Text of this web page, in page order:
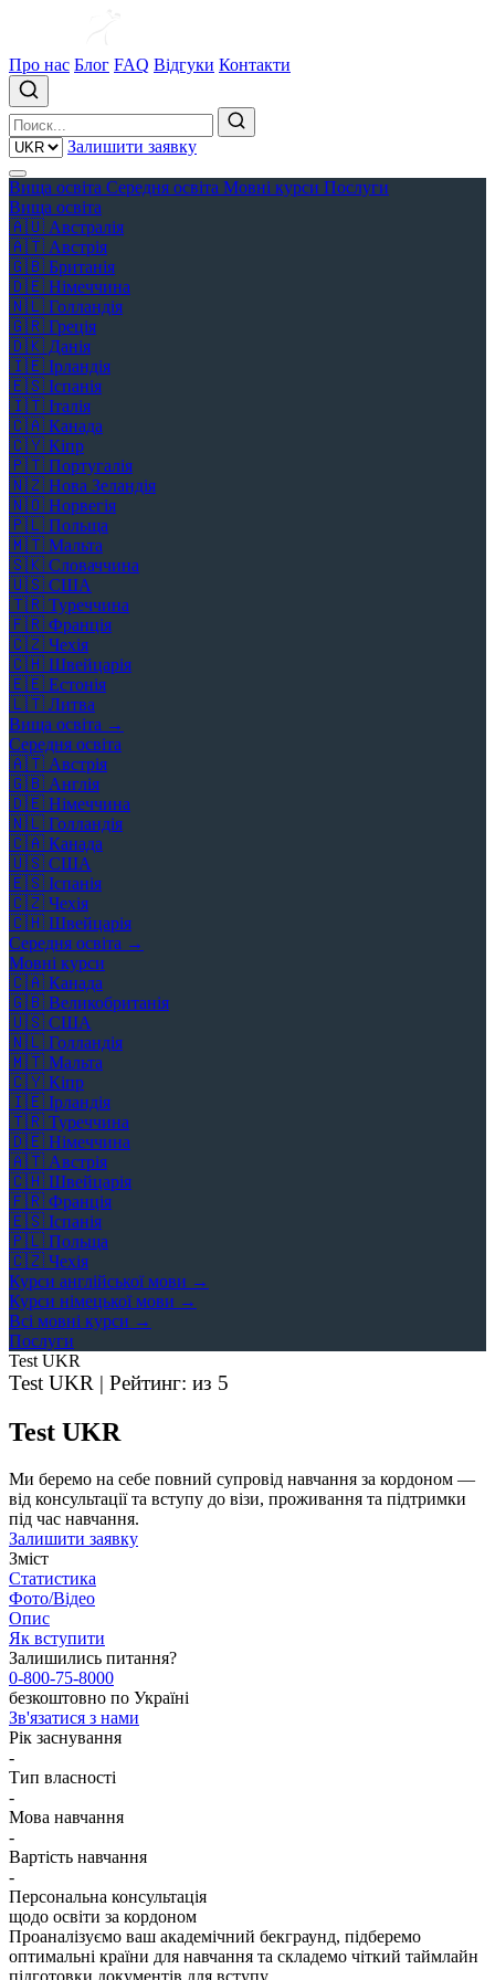
Про нас Блог FAQ Відгуки Контакти
Залишити заявку
Вища освіта Середня освіта Мовні курси Послуги
Вища освіта
🇦🇺 Австралія
🇦🇹 Австрія
🇬🇧 Британія
🇩🇪 Німеччина
🇳🇱 Голландія
🇬🇷 Греція
🇩🇰 Данія
🇮🇪 Ірландія
🇪🇸 Іспанія
🇮🇹 Італія
🇨🇦 Канада
🇨🇾 Кіпр
🇵🇹 Португалія
🇳🇿 Нова Зеландія
🇳🇴 Норвегія
🇵🇱 Польща
🇲🇹 Мальта
🇸🇰 Словаччина
🇺🇸 США
🇹🇷 Туреччина
🇫🇷 Франція
🇨🇿 Чехія
🇨🇭 Швейцарія
🇪🇪 Естонія
🇱🇹 Литва
Вища освіта →
Середня освіта
🇦🇹 Австрія
🇬🇧 Англія
🇩🇪 Німеччина
🇳🇱 Голландія
🇨🇦 Канада
🇺🇸 США
🇪🇸 Іспанія
🇨🇿 Чехія
🇨🇭 Швейцарія
Середня освіта →
Мовні курси
🇨🇦 Канада
🇬🇧 Великобританія
🇺🇸 США
🇳🇱 Голландія
🇲🇹 Мальта
🇨🇾 Кіпр
🇮🇪 Ірландія
🇹🇷 Туреччина
🇩🇪 Німеччина
🇦🇹 Австрія
🇨🇭 Швейцарія
🇫🇷 Франція
🇪🇸 Іспанія
🇵🇱 Польща
🇨🇿 Чехія
Курси англійської мови →
Курси німецької мови →
Всі мовні курси →
Послуги
Test UKR
Test UKR | Рейтинг: из 5
Test UKR
Ми беремо на себе повний супровід навчання за кордоном —
від консультації та вступу до візи, проживання та підтримки
під час навчання.
Залишити заявку
Зміст
Статистика
Фото/Відео
Опис
Як вступити
Залишились питання?
0-800-75-8000
безкоштовно по Україні
Зв'язатися з нами
Рік заснування
-
Тип власності
-
Мова навчання
-
Вартість навчання
-
Персональна консультація
щодо освіти за кордоном
Проаналізуємо ваш академічний бекграунд, підберемо
оптимальні країни для навчання та складемо чіткий таймлайн
підготовки документів для вступу.